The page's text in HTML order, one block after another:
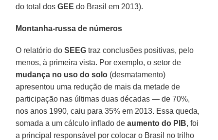
do total dosGEE do Brasil em 2013).
Montanha-russa de números
O relatório doSEEG traz conclusões positivas, pelo
menos, à primeira vista. Por exemplo, o setor de
mudança no uso do solo (desmatamento)
apresentou uma redução de mais da metade de
participação nas últimas duas décadas — de 70%,
nos anos 1990, caiu para 35% em 2013. Essa queda,
somada a um cálculo inflado deaumento do PIB, foi
a principal responsável por colocar o Brasil no trilho